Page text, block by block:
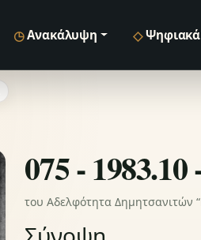
◷Ανακάλυψη ◇ Ψηφιακά
075 -
του Αδελφότητα Δημητσανιτών